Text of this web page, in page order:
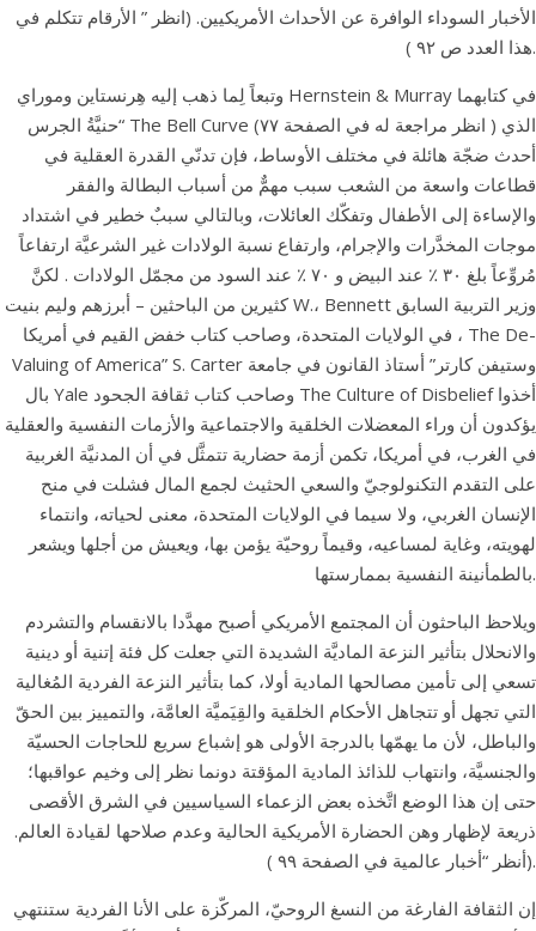
الأخبار السوداء الوافرة عن الأحداث الأمريكيين. (انظر ” الأرقام تتكلم في
هذا العدد ص ۹۲ ).
وتبعاً لِما ذهب إليه هِرنستاين وموراي Hernstein & Murray في كتابهما
حنيَّةُ الجرس“ The Bell Curve (انظر مراجعة له في الصفحة ۷۷ ) الذي
أحدث ضجّة هائلة في مختلف الأوساط، فإن تدنّي القدرة العقلية في
قطاعات واسعة من الشعب سبب مهمٌّ من أسباب البطالة والفقر
والإساءة إلى الأطفال وتفكّك العائلات، وبالتالي سببٌ خطير في اشتداد
موجات المخدَّرات والإجرام، وارتفاع نسبة الولادات غير الشرعيَّة ارتفاعاً
مُروِّعاً بلغ ۳۰ ٪ عند البيض و ۷۰ ٪ عند السود من مجمّل الولادات . لكنَّ
كثيرين من الباحثين – أبرزهم وليم بنيت W.، Bennett وزير التربية السابق
في الولايات المتحدة، وصاحب كتاب خفض القيم في أمريكا ، The De-
Valuing of America” S. Carter وستيفن كارتر” أستاذ القانون في جامعة
بال Yale وصاحب کتاب ثقافة الجحود The Culture of Disbelief أخذوا
يؤكدون أن وراء المعضلات الخلقية والاجتماعية والأزمات النفسية والعقلية
في الغرب، في أمريكا، تكمن أزمة حضارية تتمثَّل في أن المدنيَّة الغربية
على التقدم التكنولوجيّ والسعي الحثيث لجمع المال فشلت في منح
الإنسان الغربي، ولا سيما في الولايات المتحدة، معنى لحياته، وانتماء
لهويته، وغاية لمساعيه، وقيماً روحيّة يؤمن بها، ويعيش من أجلها ويشعر
بالطمأنينة النفسية بممارستها.
ويلاحظ الباحثون أن المجتمع الأمريكي أصبح مهدَّدا بالانقسام والتشردم
والانحلال بتأثير النزعة الماديَّة الشديدة التي جعلت كل فئة إتنية أو دينية
تسعي إلى تأمين مصالحها المادية أولا، كما بتأثير النزعة الفردية المُغالية
التي تجهل أو تتجاهل الأحكام الخلقية والقِيَميَّة العامَّة، والتمييز بين الحقّ
والباطل، لأن ما يهمّها بالدرجة الأولى هو إشباع سريع للحاجات الحسيّة
والجنسيَّة، وانتهاب للذائذ المادية المؤقتة دونما نظر إلى وخیم عواقبها؛
حتى إن هذا الوضع اتَّخذه بعض الزعماء السياسيين في الشرق الأقصى
ذريعة لإظهار وهن الحضارة الأمريكية الحالية وعدم صلاحها لقيادة العالم.
(أنظر “أخبار عالمية في الصفحة ۹۹ ).
إن الثقافة الفارغة من النسغ الروحيّ، المركّزة على الأنا الفردية ستنتهي